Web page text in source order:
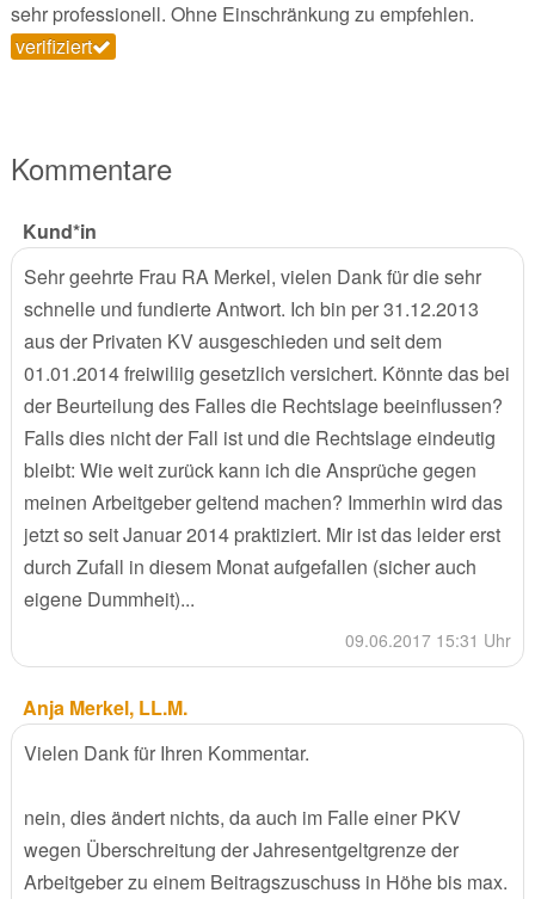
sehr professionell. Ohne Einschränkung zu empfehlen.
verifiziert
Kommentare
Kund*in
Sehr geehrte Frau RA Merkel, vielen Dank für die sehr
schnelle und fundierte Antwort. Ich bin per 31.12.2013
aus der Privaten KV ausgeschieden und seit dem
01.01.2014 freiwiliig gesetzlich versichert. Könnte das bei
der Beurteilung des Falles die Rechtslage beeinflussen?
Falls dies nicht der Fall ist und die Rechtslage eindeutig
bleibt: Wie weit zurück kann ich die Ansprüche gegen
meinen Arbeitgeber geltend machen? Immerhin wird das
jetzt so seit Januar 2014 praktiziert. Mir ist das leider erst
durch Zufall in diesem Monat aufgefallen (sicher auch
eigene Dummheit)...
09.06.2017 15:31 Uhr
Anja Merkel, LL.M.
Vielen Dank für Ihren Kommentar.
nein, dies ändert nichts, da auch im Falle einer PKV
wegen Überschreitung der Jahresentgeltgrenze der
Arbeitgeber zu einem Beitragszuschuss in Höhe bis max.